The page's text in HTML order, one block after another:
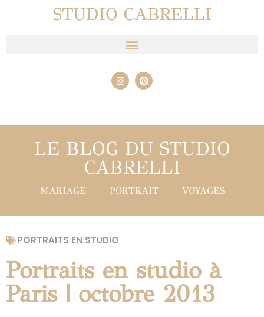
STUDIO CABRELLI
LE BLOG DU STUDIO
CABRELLI
MARIAGE PORTRAIT VOYAGES
PORTRAITS EN STUDIO
Portraits en studio à
Paris | octobre 2013